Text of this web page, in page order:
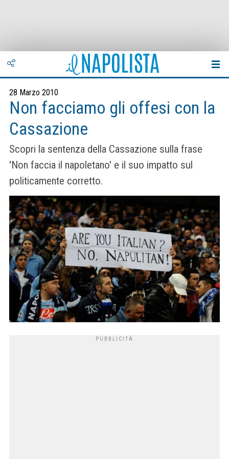
28 Marzo 2010
Non facciamo gli offesi con la
Cassazione
Scopri la sentenza della Cassazione sulla frase
'Non faccia il napoletano' e il suo impatto sul
politicamente corretto.